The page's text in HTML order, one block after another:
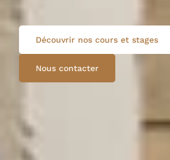
Découvrir nos cours et stages
Nous contacter